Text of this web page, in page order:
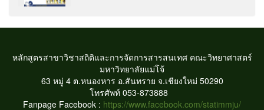
หลักสูตรสาขาวิชาสถิติและการจัดการสารสนเทศคณะวิทยาศาสตร์
มหาวิทยาลัยแม่โจ้
63 หมู่ 4 ต.หนองหาร อ.สันทราย จ.เชียงใหม่ 50290
โทรศัพท์ 053-873888
Fanpage Facebook : https://www.facebook.com/statimmju/